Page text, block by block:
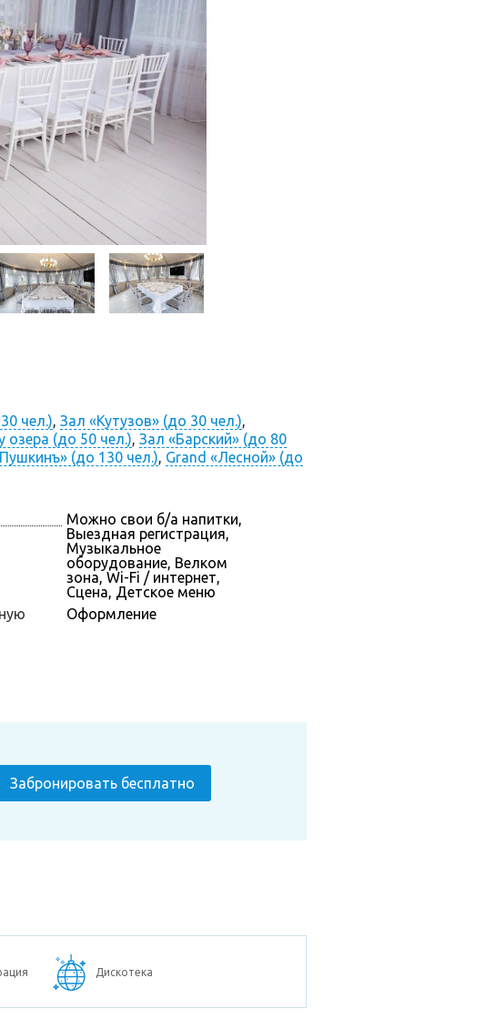
чел.), Зал «Кутузов» (до 30 чел.),
озера (до 50 чел.), Зал «Барский» (до 80
(до 130 чел.), Grand «Лесной» (до
Можно свои б/а напитки,
Выездная регистрация,
Музыкальное
оборудование, Велком
зона, Wi-Fi / интернет,
Сцена, Детское меню
Оформление
Забронировать бесплатно
Дискотека